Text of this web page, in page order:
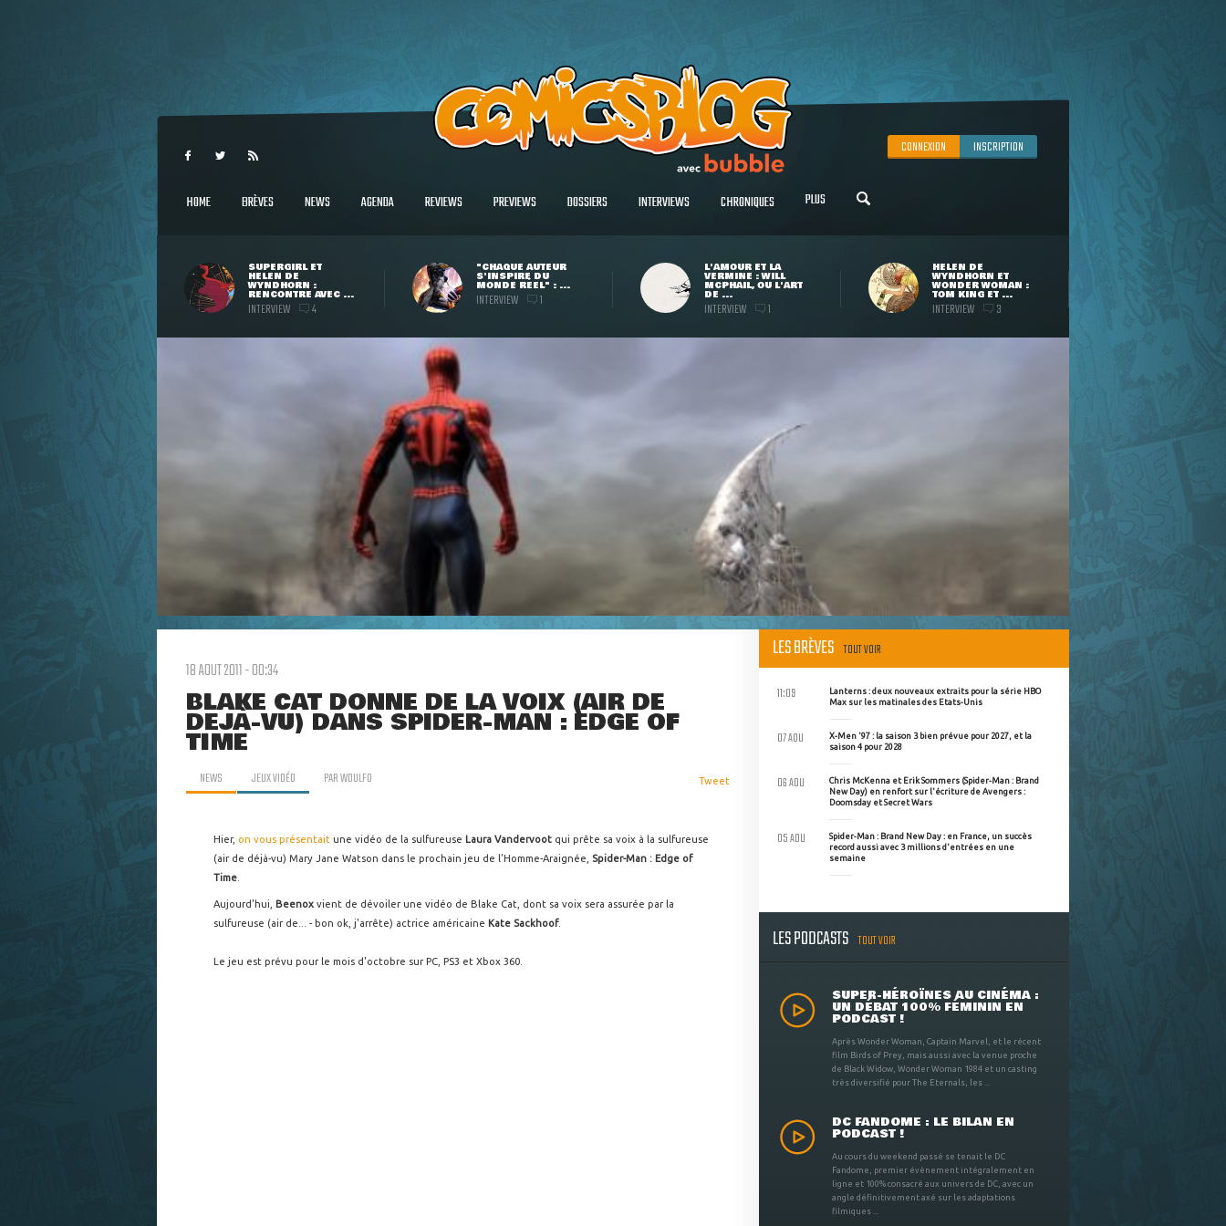
CONNEXION INSCRIPTION
HOME BRÈVES NEWS AGENDA REVIEWS PREVIEWS DOSSIERS INTERVIEWS CHRONIQUES PLUS
SUPERGIRL ET
HELEN DE
WYNDHORN :
RENCONTRE AVEC ...
INTERVIEW 4
"CHAQUE AUTEUR
S'INSPIRE DU
MONDE RÉEL" : ...
INTERVIEW 1
L'AMOUR ET LA
VERMINE : WILL
MCPHAIL, OU L'ART
DE ...
INTERVIEW 1
HELEN DE
WYNDHORN ET
WONDER WOMAN :
TOM KING ET ...
INTERVIEW 3
18 AOUT 2011 - 00:34
BLAKE CAT DONNE DE LA VOIX (AIR DE
DÉJÀ-VU) DANS SPIDER-MAN : EDGE OF
TIME
NEWS JEUX VIDÉO PARWOULFO Tweet
Hier, on vous présentait une vidéo de la sulfureuse Laura Vandervoot qui prête sa voix à la sulfureuse
(air de déjà-vu) Mary Jane Watson dans le prochain jeu de l'Homme-Araignée, Spider-Man : Edge of
Time
Aujourd'hui, Beenox vient de dévoiler une vidéo de Blake Cat, dont sa voix sera assurée par la
sulfureuse (air de... - bon ok, j'arrête) actrice américaine Kate Sackhoof.
Le jeu est prévu pour le mois d'octobre sur PC, PS3 et Xbox 360.
LES BRÈVES TOUT VOIR
Lanterns : deux nouveaux extraits pour la série HBO
Max sur les matinales des Etats-Unis
11:09
X-Men '97 : la saison 3 bien prévue pour 2027, et la
saison 4 pour 2028
07 AOU
Chris McKenna et Erik Sommers (Spider-Man : Brand
New Day) en renfort sur l'écriture de Avengers :
Doomsday et Secret Wars
06 AOU
Spider-Man : Brand New Day : en France, un succès
record aussi avec 3 millions d'entrées en une
semaine
05 AOU
LES PODCASTS TOUT VOIR
SUPER-HÉROÏNES AU CINÉMA :
UN DÉBAT 100% FÉMININ EN
PODCAST !
Après Wonder Woman, Captain Marvel, et le récent
film Birds of Prey, mais aussi avec la venue proche
de Black Widow, Wonder Woman 1984 et un casting
très diversifié pour The Eternals, les ...
DC FANDOME : LE BILAN EN
PODCAST !
Au cours du weekend passé se tenait le DC
Fandome, premier évènement intégralement en
ligne et 100% consacré aux univers de DC, avec un
angle définitivement axé sur les adaptations
filmiques ...